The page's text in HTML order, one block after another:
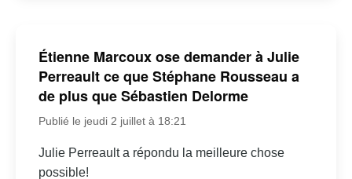
Étienne Marcoux ose demander à Julie
Perreault ce que Stéphane Rousseau a
de plus que Sébastien Delorme
Publié le jeudi 2 juillet à 18:21
Julie Perreault a répondu la meilleure chose
possible!